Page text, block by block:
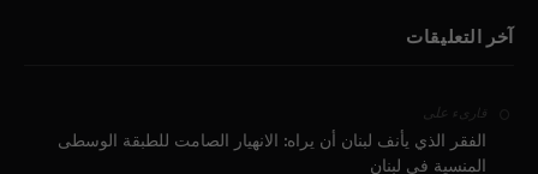
آخر التعليقات
قارىء على
الفقر الذي يأنف لبنان أن يراه: الانهيار الصامت للطبقة الوسطى
المنسية في لبنان